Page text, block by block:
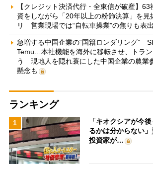
【クレジット決済代行・全東信が破産】
資をしながら「20年以上の粉飾決算」を見
リ 営業現場では“自転車操業”の焦りも表
急増する中国企業の“国籍ロンダリング”
Temu…本社機能を海外に移転させ、トラ
う 現地人を隠れ蓑にした中国企業の農業
懸念も
ランキング
1
「キオクシアが今
るかは分からない
投資家が…